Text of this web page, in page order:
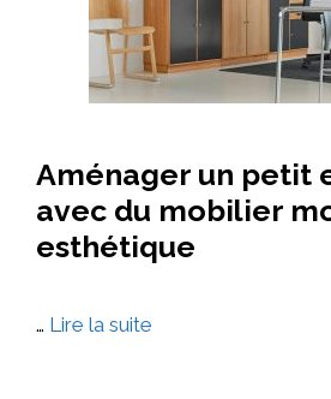
Aménager un petit
avec du mobilier
esthétique
… Lire la suite